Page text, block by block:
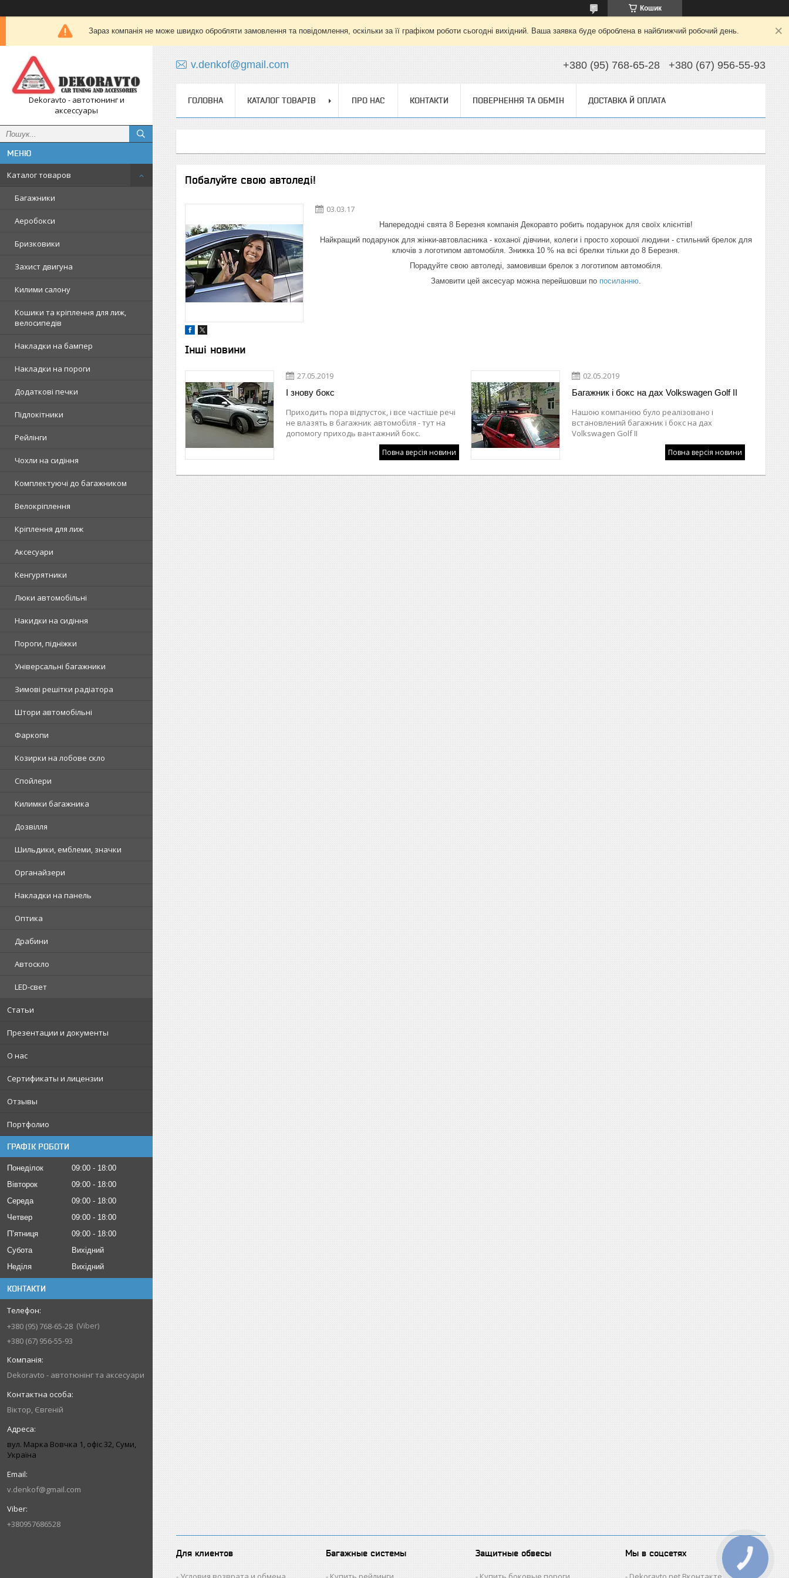
Кошик
Зараз компанія не може швидко обробляти замовлення та повідомлення, оскільки за її графіком роботи сьогодні вихідний. Ваша заявка буде оброблена в найближчий робочий день.
Dekoravto - автотюнинг и
аксессуары
Каталог товаров
Багажники
Аеробокси
Бризковики
Захист двигуна
Килими салону
Кошики та кріплення для лиж,
велосипедів
Накладки на бампер
Накладки на пороги
Додаткові печки
Підлокітники
Рейлінги
Чохли на сидіння
Комплектуючі до багажником
Велокріплення
Кріплення для лиж
Аксесуари
Кенгурятники
Люки автомобільні
Накидки на сидіння
Пороги, підніжки
Універсальні багажники
Зимові решітки радіатора
Штори автомобільні
Фаркопи
Козирки на лобове скло
Спойлери
Килимки багажника
Дозвілля
Шильдики, емблеми, значки
Органайзери
Накладки на панель
Оптика
Драбини
Автоскло
LED-свет
Статьи
Презентации и документы
О нас
Сертификаты и лицензии
Отзывы
Портфолио
ГРАФІК РОБОТИ
Понеділок 09:00
18:00
Вівторок
09:00
18:00
Середа
09:00
18:00
Четвер
09:00
18:00
Пʼятниця
09:00
18:00
Субота
Вихідний
Неділя
Вихідний
КОНТАКТИ
+380 (95) 768-65-28 Viber
+380 (67) 956-55-93
Dekoravto - автотюнінг та аксесуари
Віктор, Євгеній
вул. Марка Вовчка 1, офіс 32, Суми,
Україна
v.denkof@gmail.com
+380957686528
v.denkof@gmail.com +380 (95) 768-65-28 +380 (67) 956-55-93
ГОЛОВНА КАТАЛОГ ТОВАРІВ ПРО НАС КОНТАКТИ ПОВЕРНЕННЯ ТА ОБМІН ДОСТАВКА Й ОПЛАТА
Побалуйте свою автоледі!
03.03.17
Напередодні свята 8 Березня компанія Декоравто робить подарунок для своїх клієнтів!
Найкращий подарунок для жінки-автовласника - коханої дівчини, колеги і просто хорошої людини - стильний брелок для
ключів з логотипом автомобіля. Знижка 10 % на всі брелки тільки до 8 Березня.
Порадуйте свою автоледі, замовивши брелок з логотипом автомобіля.
Замовити цей аксесуар можна перейшовши по посиланню.
Інші новини
27.05.2019
І знову бокс
Приходить пора відпусток, і все частіше речі
не влазять в багажник автомобіля - тут на
допомогу приходь вантажний бокс.
Повна версія новини
02.05.2019
Багажник і бокс на дах Volkswagen Golf II
Нашою компанією було реалізовано і
встановлений багажник і бокс на дах
Volkswagen Golf II
Повна версія новини
Для клиентов Багажные системы Защитные обвесы Мы в соцсетях